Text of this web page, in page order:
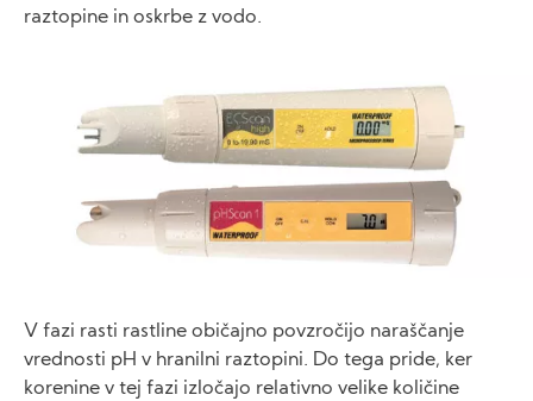
raztopine in oskrbe z vodo.
V fazi rasti rastline običajno povzročijo naraščanje
vrednosti pH v hranilni raztopini. Do tega pride, ker
korenine v tej fazi izločajo relativno velike količine